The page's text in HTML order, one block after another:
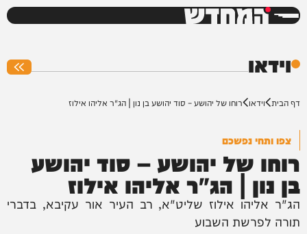
המחדש
וידאו
דף הבית וידאו רוחו של יהושע – סוד יהושע בן נון | הג"ר אליהו אילוז
צפו ותחי נפשכם
רוחו של יהושע – סוד יהושע
בן נון | הג"ר אליהו אילוז
הג"ר אליהו אילוז שליט"א, רב העיר אור עקיבא, בדברי
תורה לפרשת השבוע